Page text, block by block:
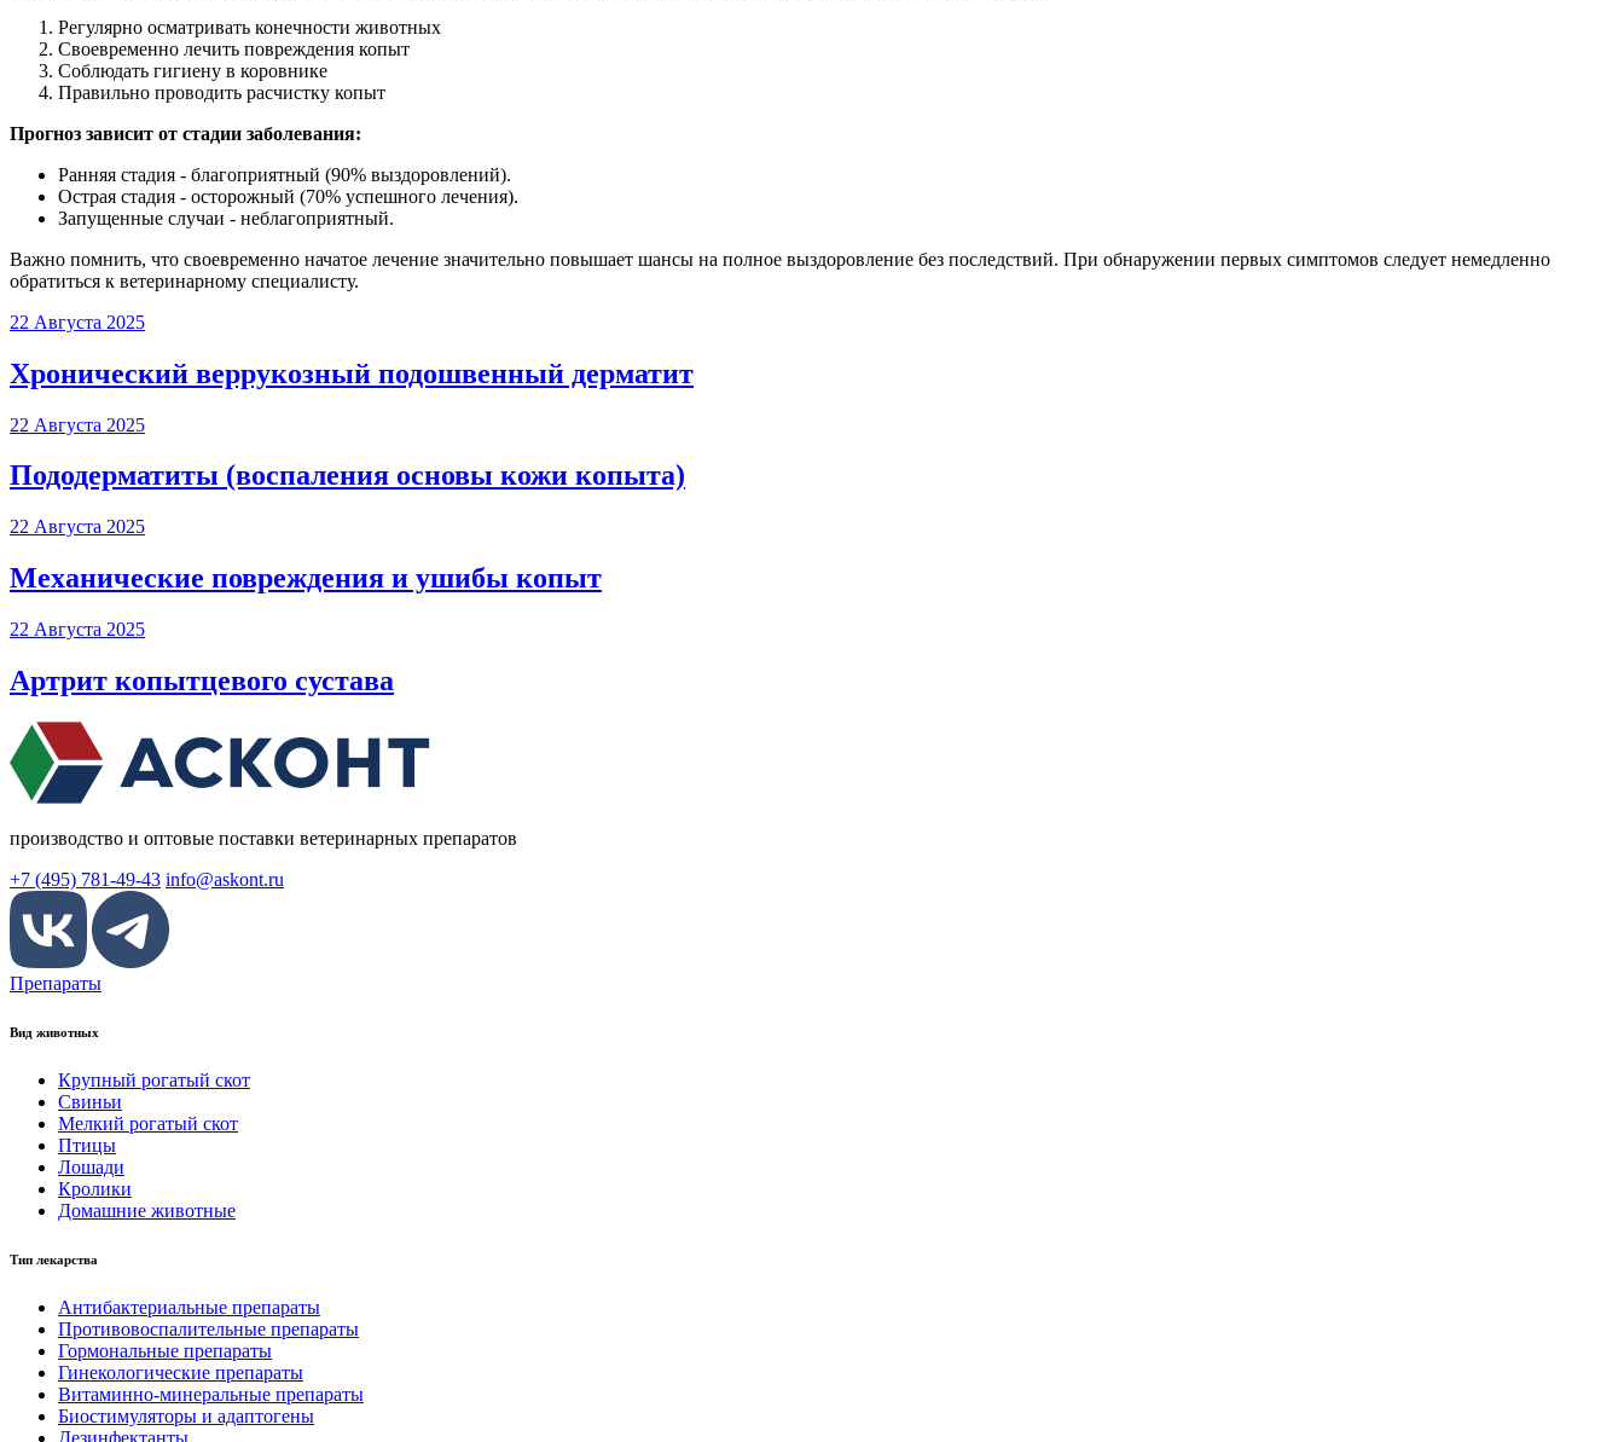
Регулярно осматривать конечности животных
Своевременно лечить повреждения копыт
Соблюдать гигиену в коровнике
Правильно проводить расчистку копыт
Прогноз зависит от стадии заболевания:
Ранняя стадия - благоприятный (90% выздоровлений).
Острая стадия - осторожный (70% успешного лечения).
Запущенные случаи - неблагоприятный.
Важно помнить, что своевременно начатое лечение значительно повышает шансы на полное выздоровление без последствий. При обнаружении первых симптомов следует немедленно
обратиться к ветеринарному специалисту.
22 Августа 2025
Хронический веррукозный подошвенный дерматит
22 Августа 2025
Пододерматиты (воспаления основы кожи копыта)
22 Августа 2025
Механические повреждения и ушибы копыт
22 Августа 2025
Артрит копытцевого сустава
производство и оптовые поставки ветеринарных препаратов
+7 (495) 781-49-43 info@askont.ru
Препараты
Вид животных
Крупный рогатый скот
Свиньи
Мелкий рогатый скот
Птицы
Лошади
Кролики
Домашние животные
Тип лекарства
Антибактериальные препараты
Противовоспалительные препараты
Гормональные препараты
Гинекологические препараты
Витаминно-минеральные препараты
Биостимуляторы и адаптогены
Дезинфектанты